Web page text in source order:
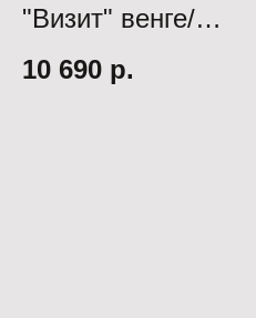
"Визит" венге/
рогожка Юна 066-5
коричневый
10 690 р.